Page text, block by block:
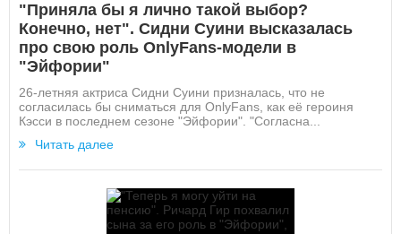
"Приняла бы я лично такой выбор?
Конечно, нет". Сидни Суини высказалась
про свою роль OnlyFans-модели в
"Эйфории"
26-летняя актриса Сидни Суини призналась, что не
согласилась бы сниматься для OnlyFans, как её героиня
Кэсси в последнем сезоне "Эйфории". "Согласна...
Читать далее